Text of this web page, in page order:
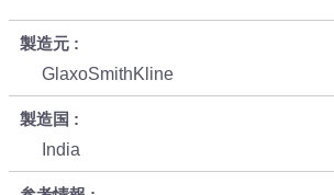
製造元
GlaxoSmithKline
製造国
India